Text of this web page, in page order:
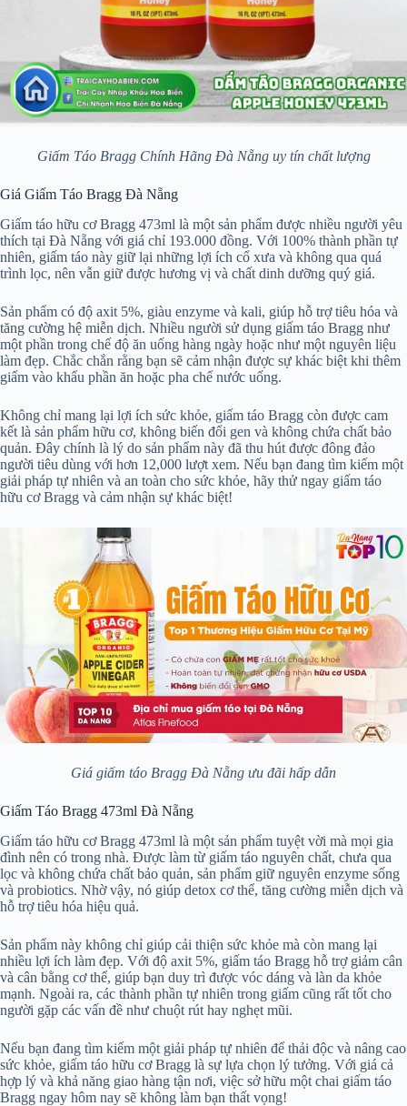
Giấm Táo Bragg Chính Hãng Đà Nẵng uy tín chất lượng
Giá Giấm Táo Bragg Đà Nẵng
Giấm táo hữu cơ Bragg 473ml là một sản phẩm được nhiều người yêu
thích tại Đà Nẵng với giá chỉ 193.000 đồng. Với 100% thành phần tự
nhiên, giấm táo này giữ lại những lợi ích cổ xưa và không qua quá
trình lọc, nên vẫn giữ được hương vị và chất dinh dưỡng quý giá.
Sản phẩm có độ axit 5%, giàu enzyme và kali, giúp hỗ trợ tiêu hóa và
tăng cường hệ miễn dịch. Nhiều người sử dụng giấm táo Bragg như
một phần trong chế độ ăn uống hàng ngày hoặc như một nguyên liệu
làm đẹp. Chắc chắn rằng bạn sẽ cảm nhận được sự khác biệt khi thêm
giấm vào khẩu phần ăn hoặc pha chế nước uống.
Không chỉ mang lại lợi ích sức khỏe, giấm táo Bragg còn được cam
kết là sản phẩm hữu cơ, không biến đổi gen và không chứa chất bảo
quản. Đây chính là lý do sản phẩm này đã thu hút được đông đảo
người tiêu dùng với hơn 12,000 lượt xem. Nếu bạn đang tìm kiếm một
giải pháp tự nhiên và an toàn cho sức khỏe, hãy thử ngay giấm táo
hữu cơ Bragg và cảm nhận sự khác biệt!
Giá giấm táo Bragg Đà Nẵng ưu đãi hấp dẫn
Giấm Táo Bragg 473ml Đà Nẵng
Giấm táo hữu cơ Bragg 473ml là một sản phẩm tuyệt vời mà mọi gia
đình nên có trong nhà. Được làm từ giấm táo nguyên chất, chưa qua
lọc và không chứa chất bảo quản, sản phẩm giữ nguyên enzyme sống
và probiotics. Nhờ vậy, nó giúp detox cơ thể, tăng cường miễn dịch và
hỗ trợ tiêu hóa hiệu quả.
Sản phẩm này không chỉ giúp cải thiện sức khỏe mà còn mang lại
nhiều lợi ích làm đẹp. Với độ axit 5%, giấm táo Bragg hỗ trợ giảm cân
và cân bằng cơ thể, giúp bạn duy trì được vóc dáng và làn da khỏe
mạnh. Ngoài ra, các thành phần tự nhiên trong giấm cũng rất tốt cho
người gặp các vấn đề như chuột rút hay nghẹt mũi.
Nếu bạn đang tìm kiếm một giải pháp tự nhiên để thải độc và nâng cao
sức khỏe, giấm táo hữu cơ Bragg là sự lựa chọn lý tưởng. Với giá cả
hợp lý và khả năng giao hàng tận nơi, việc sở hữu một chai giấm táo
Bragg ngay hôm nay sẽ không làm bạn thất vọng!